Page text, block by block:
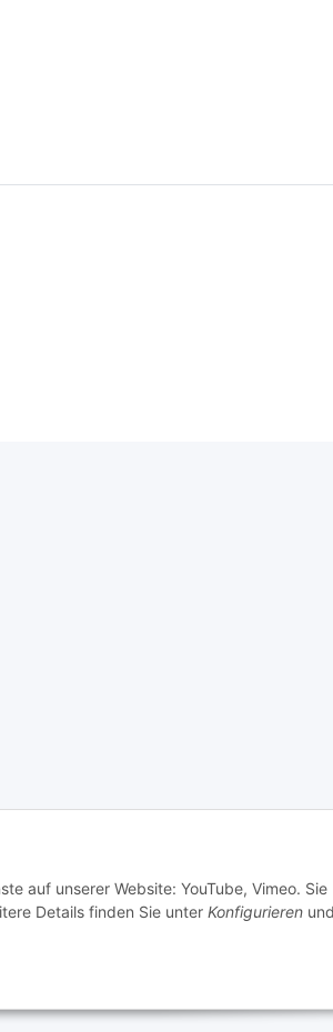
auf unserer Website: YouTube, Vimeo. Sie
Details finden Sie unter Konfigurieren